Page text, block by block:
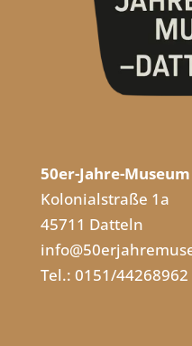
50er-Jahre-
Kolonialstraße 1a
45711 Datteln
Tel.: 0151/44268962